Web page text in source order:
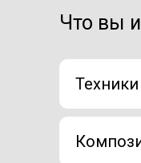
Что вы